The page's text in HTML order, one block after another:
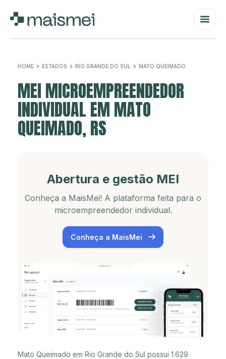
HOME ESTADOS RIO GRANDE DO SUL MATO QUEIMADO
MEI MICROEMPREENDEDOR
INDIVIDUAL EM MATO
QUEIMADO, RS
Abertura e gestão MEI
Conheça a MaisMei! A plataforma feita para o
microempreendedor individual.
Conheça a MaisMei
Mato Queimado em Rio Grande do Sul possui 1.629